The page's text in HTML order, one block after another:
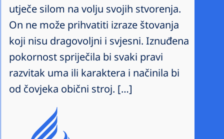
utječe silom na volju svojih stvorenja.
On ne može prihvatiti izraze štovanja
koji nisu dragovoljni i svjesni. Iznuđena
pokornost spriječila bi svaki pravi
razvitak uma ili karaktera i načinila bi
od čovjeka obični stroj. […]